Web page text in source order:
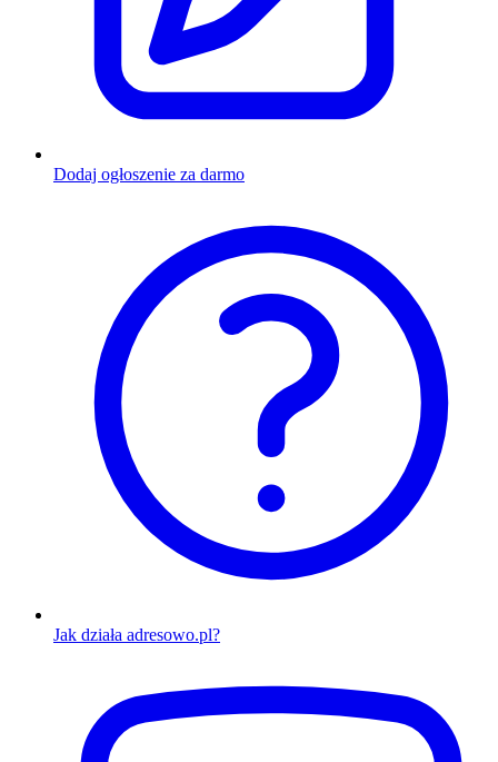
Dodaj ogłoszenie za darmo
Jak działa adresowo.pl?